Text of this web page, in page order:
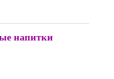
напитки